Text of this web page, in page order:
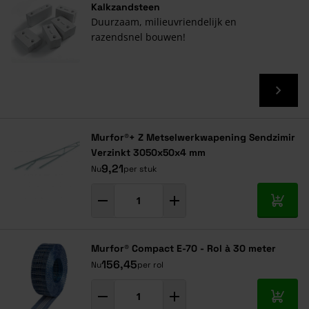
Kalkzandsteen
Duurzaam, milieuvriendelijk en
razendsnel bouwen!
Murfor®+ Z Metselwerkwapening Sendzimir
Verzinkt 3050x50x4 mm
Nu9,21per stuk
In
Murfor® Compact E-70 - Rol à 30 meter
Nu156,45per rol
In